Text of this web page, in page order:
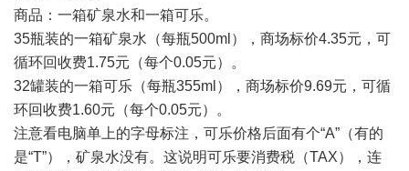
商品：一箱矿泉水和一箱可乐。
35瓶装的一箱矿泉水（每瓶500ml），商场标价4.35元，可
循环回收费1.75元（每个0.05元）。
32罐装的一箱可乐（每瓶355ml），商场标价9.69元，可循
环回收费1.60元（每个0.05元）。
注意看电脑单上的字母标注，可乐价格后面有个“A”（有的
是“T”），矿泉水没有。这说明可乐要消费税（TAX），连